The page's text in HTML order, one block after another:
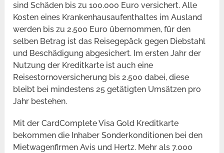
sind Schäden bis zu 100.000 Euro versichert. Alle
Kosten eines Krankenhausaufenthaltes im Ausland
werden bis zu 2.500 Euro übernommen, für den
selben Betrag ist das Reisegepäck gegen Diebstahl
und Beschädigung abgesichert. Im ersten Jahr der
Nutzung der Kreditkarte ist auch eine
Reisestornoversicherung bis 2.500 dabei, diese
bleibt bei mindestens 25 getätigten Umsätzen pro
Jahr bestehen.
Mit der CardComplete Visa Gold Kreditkarte
bekommen die Inhaber Sonderkonditionen bei den
Mietwagenfirmen Avis und Hertz. Mehr als 7.000